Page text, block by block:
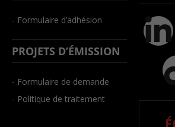
- Formulaire d’adhésion
PROJETS D’ÉMISSION
- Formulaire de demande
- Politique de traitement